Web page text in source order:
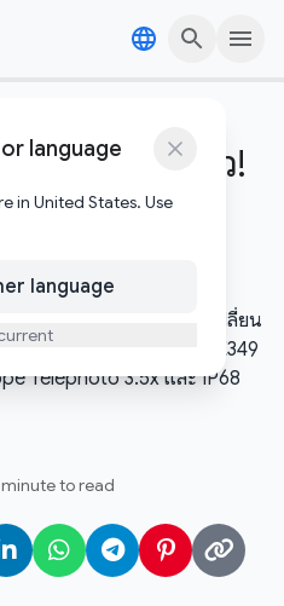
language
in United States. Use
language
(4a) เปิดตัวแล้ว!
Android 16
ร้อม Glyph Bar โฉมใหม่ที่เปลี่ยน
ดยสิ้นเชิง ราคาเริ่มต้นเพียง €349
Telephoto 3.5x และ IP68
minute to read